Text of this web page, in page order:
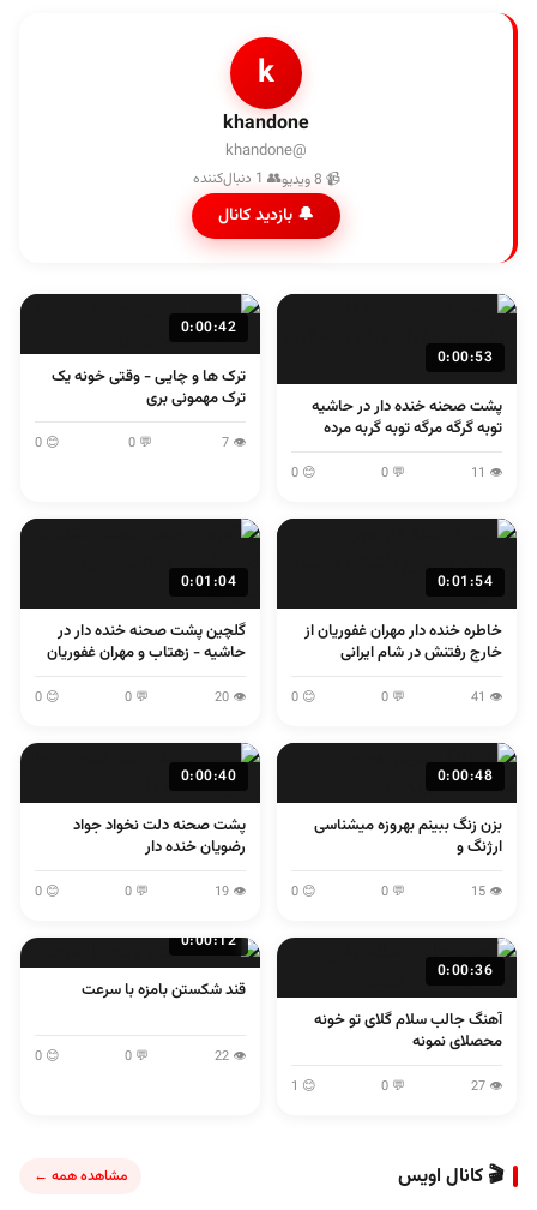
k
khandone
@khandone
📹 8 ویدیو 👥 1 دنبال‌کننده
🔔 بازدید کانال
0:00:53
پشت صحنه خنده دار در حاشیه
توبه گرگه مرگه توبه گربه مرده
👁 11
💬 0
😊 0
0:00:42
ترک ها و چایی - وقتی خونه یک
ترک مهمونی بری
👁 7
💬 0
😊 0
0:01:54
خاطره خنده دار مهران غفوریان از
خارج رفتنش در شام ایرانی
👁 41
💬 0
😊 0
0:01:04
گلچین پشت صحنه خنده دار در
حاشیه - زهتاب و مهران غفوریان
👁 20
💬 0
😊 0
0:00:48
بزن زنگ ببینم بهروزه میشناسی
ارژنگ و
👁 15
💬 0
😊 0
0:00:40
پشت صحنه دلت نخواد جواد
رضویان خنده دار
👁 19
💬 0
😊 0
0:00:36
آهنگ جالب سلام گلای تو خونه
محصلای نمونه
👁 27
💬 0
😊 1
0:00:12
قند شکستن بامزه با سرعت
👁 22
💬 0
😊 0
🎬 کانال اویس مشاهده همه ←